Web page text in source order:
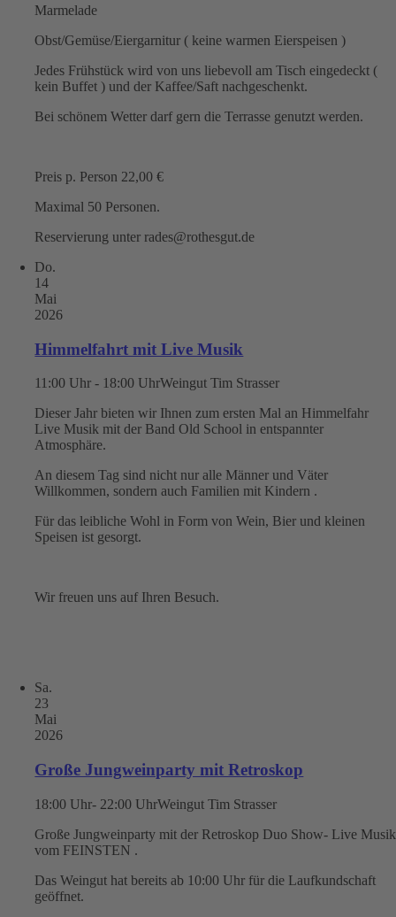
Marmelade
Obst/Gemüse/Eiergarnitur ( keine warmen Eierspeisen )
Jedes Frühstück wird von uns liebevoll am Tisch eingedeckt (
kein Buffet ) und der Kaffee/Saft nachgeschenkt.
Bei schönem Wetter darf gern die Terrasse genutzt werden.
Preis p. Person 22,00 €
Maximal 50 Personen.
Reservierung unter rades@rothesgut.de
Do.
14
Mai
2026
Himmelfahrt mit Live Musik
11:00 Uhr - 18:00 UhrWeingut Tim Strasser
Dieser Jahr bieten wir Ihnen zum ersten Mal an Himmelfahr
Live Musik mit der Band Old School in entspannter
Atmosphäre.
An diesem Tag sind nicht nur alle Männer und Väter
Willkommen, sondern auch Familien mit Kindern .
Für das leibliche Wohl in Form von Wein, Bier und kleinen
Speisen ist gesorgt.
Wir freuen uns auf Ihren Besuch.
Sa.
23
Mai
2026
Große Jungweinparty mit Retroskop
18:00 Uhr- 22:00 UhrWeingut Tim Strasser
Große Jungweinparty mit der Retroskop Duo Show- Live Musik
vom FEINSTEN .
Das Weingut hat bereits ab 10:00 Uhr für die Laufkundschaft
geöffnet.